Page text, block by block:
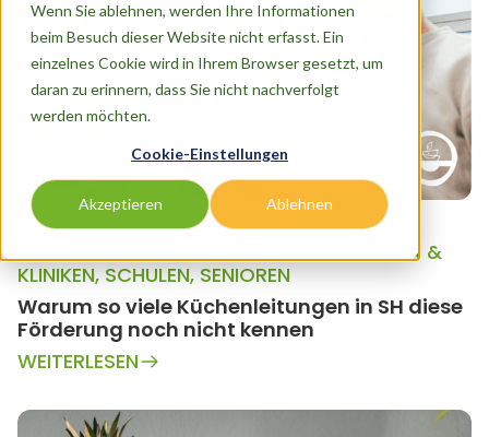
Wenn Sie ablehnen, werden Ihre Informationen
beim Besuch dieser Website nicht erfasst. Ein
einzelnes Cookie wird in Ihrem Browser gesetzt, um
daran zu erinnern, dass Sie nicht nachverfolgt
werden möchten.
Cookie-Einstellungen
Akzeptieren Ablehnen
BETRIEBE & MENSEN, GASTRONOMIE,
GEMEINSCHAFTSVERPFLEGUNG,KITA,REHA &
KLINIKEN,SCHULEN,SENIOREN
Warum so viele Küchenleitungen in SH diese
Förderung noch nicht kennen
WEITERLESEN